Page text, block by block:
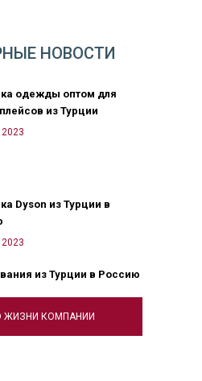
ЖИЗНИ КОМПАНИИ
НОВОСТИ
одежды оптом для
из Турции
Dyson из Турции в
из Турции в Россию